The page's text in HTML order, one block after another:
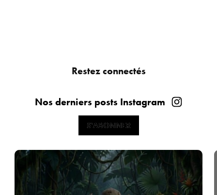
Restez connectés
Nos derniers posts Instagram
S'ABONNER
S'ABONNER